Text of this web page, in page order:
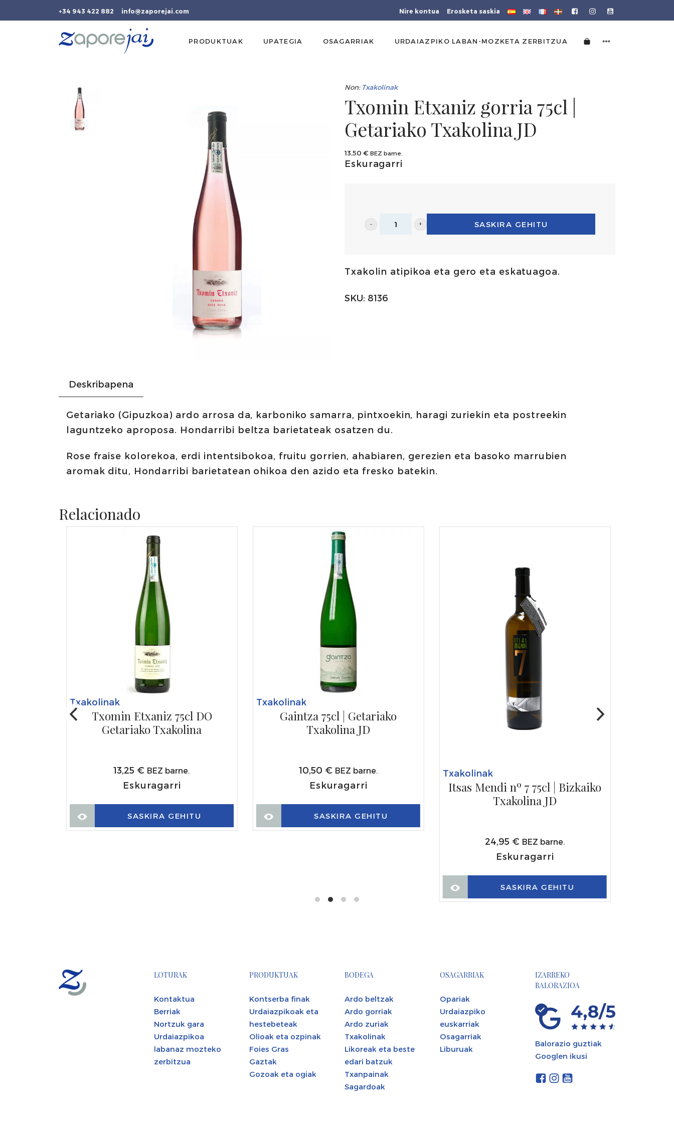
+34 943 422 882 info@zaporejai.com Nire kontua Erosketa saskia
PRODUKTUAK UPATEGIA OSAGARRIAK URDAIAZPIKO LABAN-MOZKETA ZERBITZUA
Non: Txakolinak
Txomin Etxaniz gorria 75cl |
Getariako Txakolina JD
13,50 € BEZ barne.
Eskuragarri
Txomin
75cl
SASKIRA GEHITU
Txakolin atipikoa eta gero eta eskatuagoa.
SKU: 8136
Deskribapena
Getariako (Gipuzkoa) ardo arrosa da, karboniko samarra, pintxoekin, haragi zuriekin eta postreekin
laguntzeko aproposa. Hondarribi beltza barietateak osatzen du.
Rose fraise kolorekoa, erdi intentsibokoa, fruitu gorrien, ahabiaren, gerezien eta basoko marrubien
aromak ditu, Hondarribi barietatean ohikoa den azido eta fresko batekin.
Relacionado
Txakolinak
Txomin Etxaniz 75cl DO
Getariako Txakolina
13,25 € BEZ barne.
Eskuragarri
SASKIRA GEHITU
Txakolinak
Gaintza 75cl | Getariako
Txakolina JD
10,50 € BEZ barne.
Eskuragarri
SASKIRA GEHITU
Txakolinak
Itsas Mendi nº 7 75cl | Bizkaiko
Txakolina JD
24,95 € BEZ barne.
Eskuragarri
SASKIRA GEHITU
LOTURAK
Kontaktua
Berriak
Nortzuk gara
Urdaiazpikoa
labanaz mozteko
zerbitzua
PRODUKTUAK
Kontserba finak
Urdaiazpikoak eta
hestebeteak
Olioak eta ozpinak
Foies Gras
Gaztak
Gozoak eta ogiak
BODEGA
Ardo beltzak
Ardo gorriak
Ardo zuriak
Txakolinak
Likoreak eta beste
edari batzuk
Txanpainak
Sagardoak
OSAGARRIAK
Opariak
Urdaiazpiko
euskarriak
Osagarriak
Liburuak
IZARREKO
BALORAZIOA
Balorazio guztiak
Googlen ikusi